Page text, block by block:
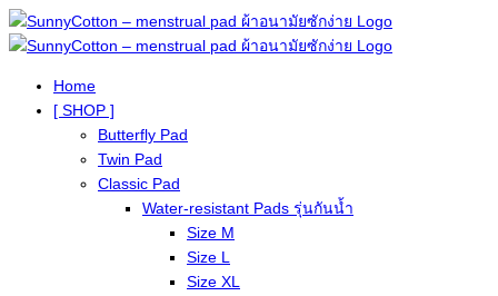
Home
[ SHOP ]
Butterfly Pad
Twin Pad
Classic Pad
Water-resistant Pads รุ่นกันน้ำ
Size M
Size L
Size XL